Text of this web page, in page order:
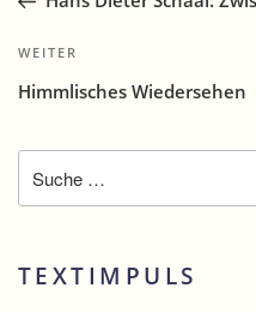
Nächster
Beitrag
WEITER
Himmlisches Wiedersehen
nach:
TEXTIMPULS